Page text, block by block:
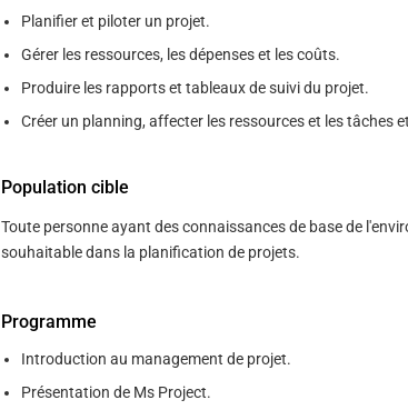
Planifier et piloter un projet.
Gérer les ressources, les dépenses et les coûts.
Produire les rapports et tableaux de suivi du projet.
Créer un planning, affecter les ressources et les tâches
Population cible
Toute personne ayant des connaissances de base de
souhaitable dans la planification de projets.
Programme
Introduction au management de projet.
Présentation de Ms Project.